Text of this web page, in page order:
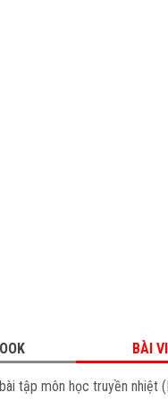
BÀI
tập môn học truyền nhiệt